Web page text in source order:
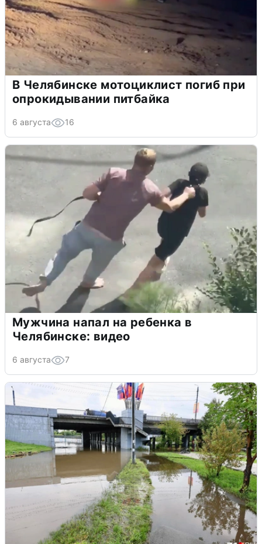
В Челябинске мотоциклист погиб при
опрокидывании питбайка
6 августа 16
Мужчина напал на ребенка в
Челябинске: видео
6 августа 7